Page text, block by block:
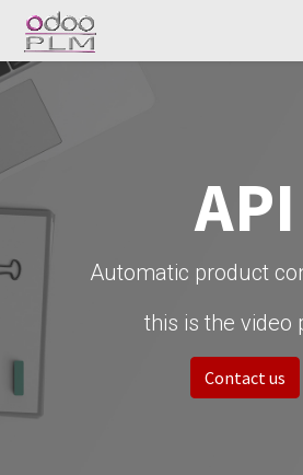
API
Automatic product
this is the video
Contact us